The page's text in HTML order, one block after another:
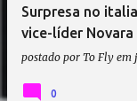
Surpresa no
vice-líder Novara
postado por To Fly em
0